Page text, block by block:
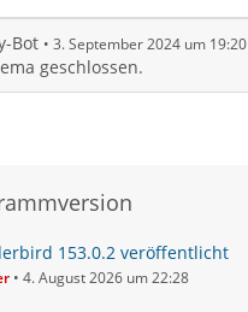
Bot 3. September 2024 um 19:20
geschlossen.
153.0.2 veröffentlicht
4. August 2026 um 22:28